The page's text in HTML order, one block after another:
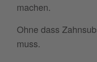
machen.
Ohne dass
muss.